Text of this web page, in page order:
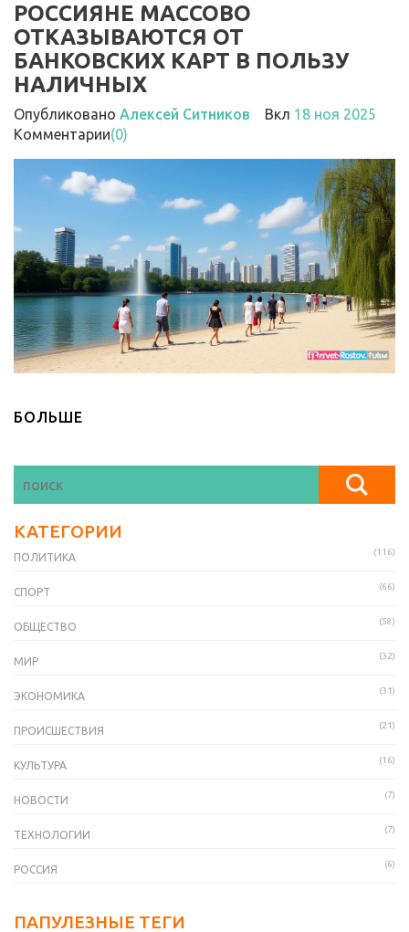
РОССИЯНЕ МАССОВО
ОТКАЗЫВАЮТСЯ ОТ
БАНКОВСКИХ КАРТ В ПОЛЬЗУ
НАЛИЧНЫХ
Опубликовано Алексей Ситников Вкл 18 ноя 2025
Комментарии(0)
БОЛЬШЕ
КАТЕГОРИИ
ПОЛИТИКА (116)
СПОРТ (66)
ОБЩЕСТВО (58)
МИР (32)
ЭКОНОМИКА (31)
ПРОИСШЕСТВИЯ (21)
КУЛЬТУРА (16)
НОВОСТИ (7)
ТЕХНОЛОГИИ (7)
РОССИЯ (6)
ПАПУЛЕЗНЫЕ ТЕГИ